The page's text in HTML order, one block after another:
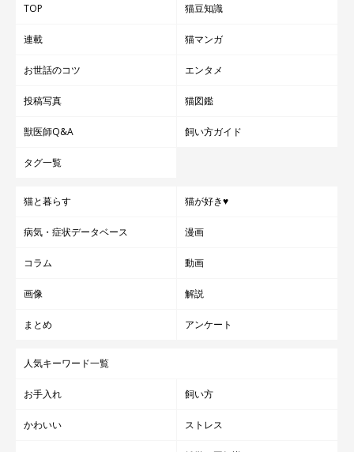
TOP 猫豆知識
連載 猫マンガ
お世話のコツ エンタメ
投稿写真 猫図鑑
獣医師Q&A 飼い方ガイド
タグ一覧
猫と暮らす 猫が好き♥
病気・症状データベース 漫画
コラム 動画
画像 解説
まとめ アンケート
人気キーワード一覧
お手入れ 飼い方
かわいい ストレス